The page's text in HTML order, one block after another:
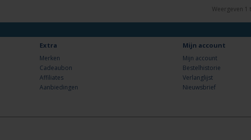
Weergeven 1
Extra
Merken
Cadeaubon
Affiliates
Aanbiedingen
Mijn account
Mijn account
Bestelhistorie
Verlanglijst
Nieuwsbrief